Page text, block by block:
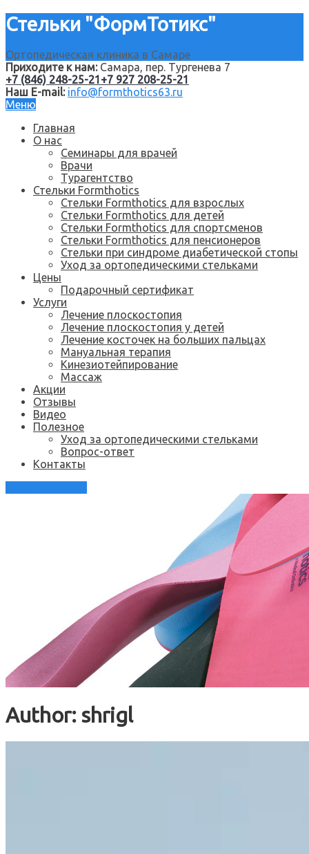
Стельки "ФормТотикс"
Ортопедическая клиника в Самаре
Приходите к нам:Самара, пер. Тургенева 7
+7 (846) 248-25-21 +7 927 208-25-21
Наш E-mail: info@formthotics63.ru
Меню
Главная
О нас
Семинары для врачей
Врачи
Турагентство
Стельки Formthotics
Стельки Formthotics для взрослых
Стельки Formthotics для детей
Стельки Formthotics для спортсменов
Стельки Formthotics для пенсионеров
Стельки при синдроме диабетической стопы
Уход за ортопедическими стельками
Цены
Подарочный сертификат
Услуги
Лечение плоскостопия
Лечение плоскостопия у детей
Лечение косточек на больших пальцах
Мануальная терапия
Кинезиотейпирование
Массаж
Акции
Отзывы
Видео
Полезное
Уход за ортопедическими стельками
Вопрос-ответ
Контакты
Author: shrigl